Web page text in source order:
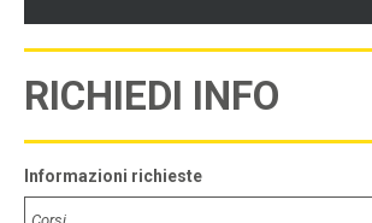
RICHIEDI INFO
Informazioni richieste